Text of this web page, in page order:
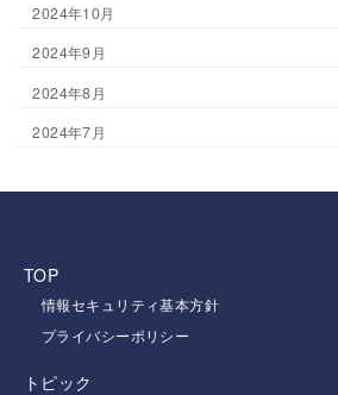
2024年10月
2024年9月
2024年8月
2024年7月
TOP
情報セキュリティ基本方針
プライバシーポリシー
トピック